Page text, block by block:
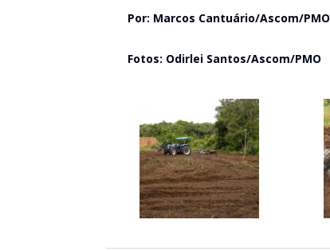
Por: Marcos Cantuário/Ascom/PMO
Fotos: Odirlei Santos/Ascom/PMO